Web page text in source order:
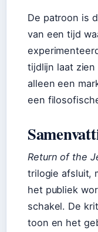
De patroon is
van een tijd
tijdlijn laat
alleen een
een
Return of the
trilogie afsluit,
het publiek
schakel. De
toon en het